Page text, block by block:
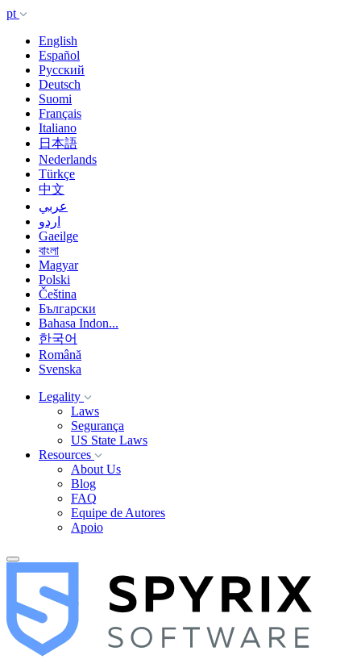
pt
English
Español
Русский
Deutsch
Suomi
Français
Italiano
日本語
Nederlands
Türkçe
中文
عربي
اردو
Gaeilge
বাংলা
Magyar
Polski
Čeština
Български
Bahasa Indon...
한국어
Română
Svenska
Legality
Laws
Segurança
US State Laws
Resources
About Us
Blog
FAQ
Equipe de Autores
Apoio